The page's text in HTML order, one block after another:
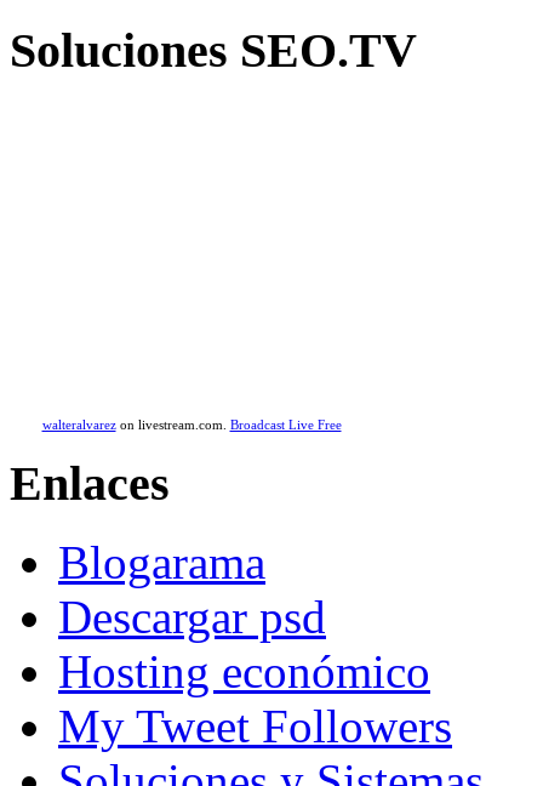
Soluciones SEO.TV
walteralvarezon livestream.com. Broadcast Live Free
Enlaces
Blogarama
Descargar psd
Hosting económico
My Tweet Followers